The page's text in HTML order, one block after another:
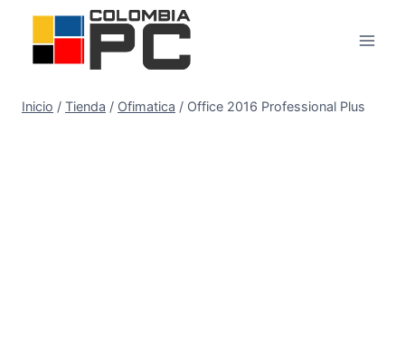
Inicio / Tienda / Ofimatica / Office 2016 Professional Plus